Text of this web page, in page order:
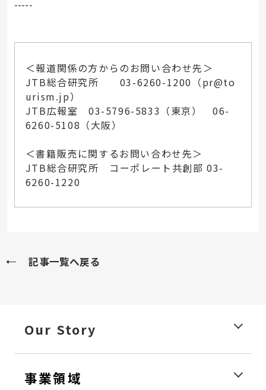
-----
＜報道関係の方からのお問い合わせ先＞
JTB総合研究所 03-6260-1200（pr@to
urism.jp）
JTB広報室 03-5796-5833（東京） 06-
6260-5108（大阪）
＜書籍販売に関するお問い合わせ先＞
JTB総合研究所 コーポレート共創部 03-
6260-1220
記事一覧へ戻る
Our Story
事業領域